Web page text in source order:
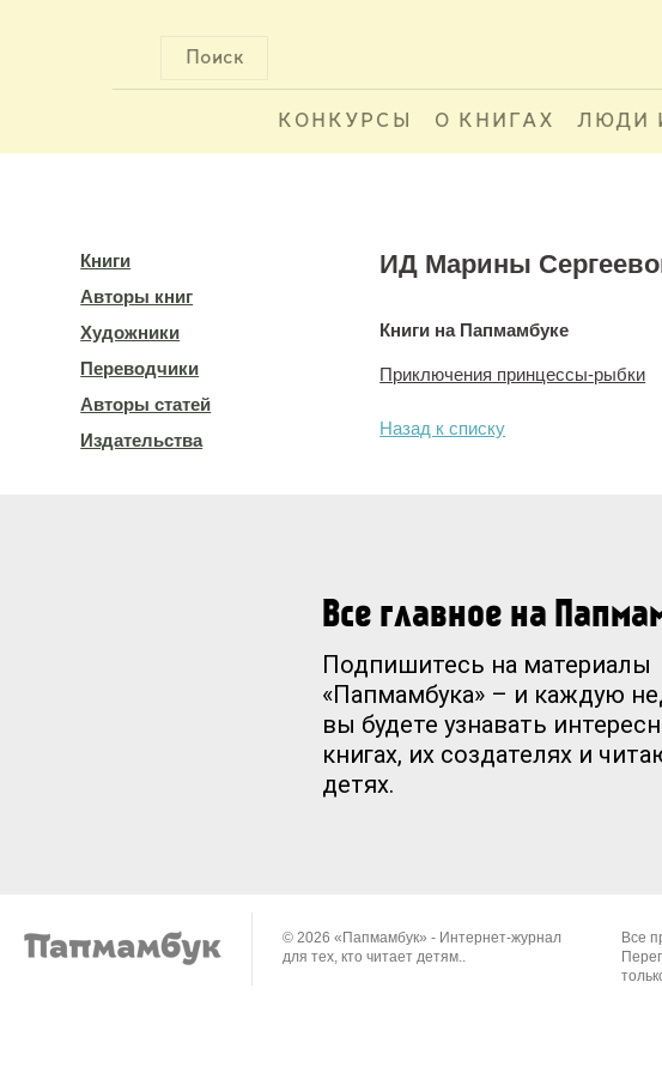
Поиск
КОНКУРСЫ О КНИГАХ ЛЮДИ
Книги
Авторы книг
Художники
Переводчики
Авторы статей
Издательства
ИД Марины
Книги на Папмамбуке
Приключения принцессы-рыбки
Назад к списку
Все главное на
Подпишитесь на материалы
«Папмамбука» – и каждую
вы будете узнавать
книгах, их создателях и
детях.
© 2026 «Папмамбук» - Интернет-журнал
для тех, кто читает детям..
Все